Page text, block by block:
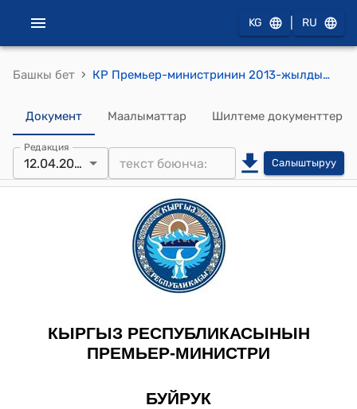
KG RU
Башкы бет › КР Премьер-министринин 2013-жылдын 12-апрелиндеги № 133 "Таласбай уулу Акматбек жөнүндө" буйругу
Документ Маалыматтар Шилтеме документтер
Редакция
12.04.2013 Салыштыруу